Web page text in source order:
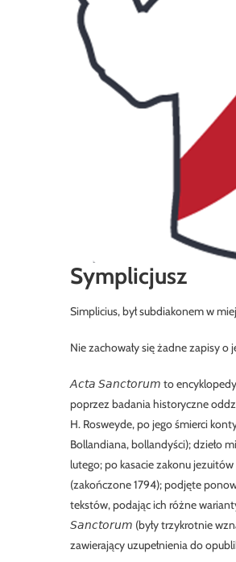
Symplicjusz
Simplicius, był subdiakonem w
Nie zachowały się żadne zapisy
𝘈𝘤𝘵𝘢 𝘚𝘢𝘯𝘤𝘵𝘰𝘳𝘶𝘮 to
poprzez badania historyczne
H. Rosweyde, po jego śmierci
Bollandiana, bollandyści); dzieło
lutego; po kasacie zakonu
(zakończone 1794); podjęte
tekstów, podając ich różne
𝘚𝘢𝘯𝘤𝘵𝘰𝘳𝘶𝘮 (były trzykrotnie
zawierający uzupełnienia do